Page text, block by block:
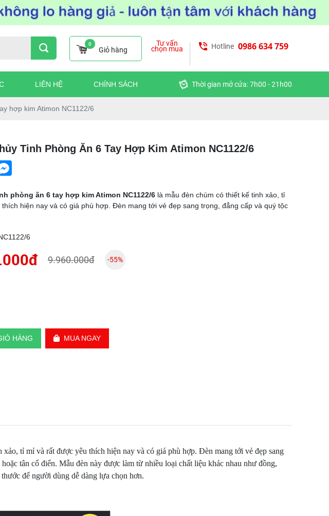
0
Giỏ hàng
Tư vấn
chọn mua Hotline 0986 634 759
LIÊN HỆ CHÍNH SÁCH Thời gian mở cửa: 7h00 - 21h00
hợp kim Atimon NC1122/6
Tinh Phòng Ăn 6 Tay Hợp Kim Atimon NC1122/6
Messenger
phòng ăn 6 tay hợp kim Atimon NC1122/6 là mẫu đèn chùm có thiết kế tinh xảo, tỉ
hiện nay và có giá phù hợp. Đèn mang tới vẻ đẹp sang trọng, đẳng cấp và quý tộc
6
9.960.000đ -55%
HÀNG MUA NGAY
xảo, tỉ mỉ và rất được yêu thích hiện nay và có giá phù hợp. Đèn mang tới vẻ đẹp sang
tân cổ điển. Mẫu đèn này được làm từ nhiều loại chất liệu khác nhau như đồng,
để người dùng dễ dàng lựa chọn hơn.